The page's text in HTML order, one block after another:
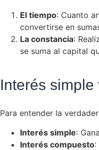
El tiempo: Cuanto
convertirse en
La constancia:
se suma al capital
Interés
Para entender la
Interés simple:
Interés compuesto: